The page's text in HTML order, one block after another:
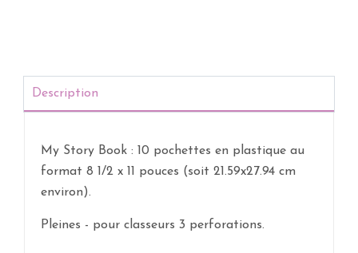
Description
My Story Book : 10 pochettes en plastique au
format 8 1/2 x 11 pouces (soit 21.59x27.94 cm
environ).
Pleines - pour classeurs 3 perforations.